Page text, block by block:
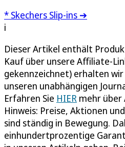
* Skechers Slip-ins ➔
i
Dieser Artikel enthält
Kauf über unsere Affiliate-
gekennzeichnet) erhalten
unseren unabhängigen
Erfahren Sie HIER mehr
Hinweis: Preise, Aktionen
sind ständig in Bewegung.
einhundertprozentige